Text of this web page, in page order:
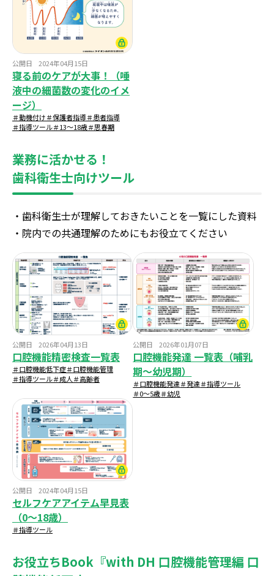
公開日 2024年04月15日
寝る前のケアが大事！（唾
液中の細菌数の変化のイメ
ージ）
＃動機付け＃保護者指導＃患者指導
＃指導ツール＃13～18歳＃思春期
業務に活かせる！
歯科衛生士向けツール
・歯科衛生士が理解しておきたいことを一覧にした資料
・院内での共通理解のためにもお役立てください
公開日 2026年04月13日
口腔機能精密検査一覧表
＃口腔機能低下症＃口腔機能管理
＃指導ツール＃成人 ＃高齢者
公開日 2026年01月07日
口腔機能発達 一覧表（哺乳
期～幼児期）
＃口腔機能発達＃発達＃指導ツール
＃0～5歳＃幼児
公開日 2024年04月15日
セルフケアアイテム早見表
（0～18歳）
＃指導ツール
お役立ちBook『with DH 口腔機能管理編 口